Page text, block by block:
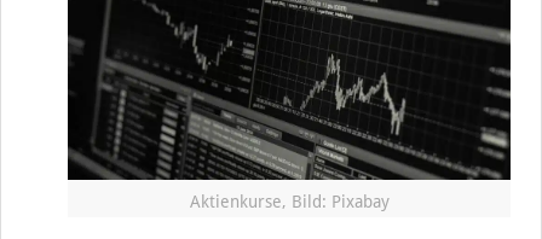
Aktienkurse, Bild: Pixabay